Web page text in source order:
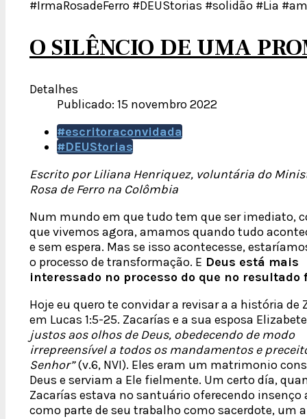
#IrmaRosadeFerro #DEUStorias #solidão #Lia
O SILÊNCIO DE UMA
Detalhes
Publicado: 15 novembro 2022
#escritoraconvidada
#DEUStorias
Escrito por Liliana Henriquez, voluntária do
Rosa de Ferro na Colômbia
Num mundo em que tudo tem que ser imediato,
que vivemos agora, amamos quando tudo
e sem espera. Mas se isso acontecesse,
o processo de transformação. E Deus está mais
interessado no processo do que no resultado
Hoje eu quero te convidar a revisar a a história de
em Lucas 1:5-25. Zacarías e a sua esposa
justos aos olhos de Deus, obedecendo de modo
irrepreensível a todos os mandamentos e
Senhor”(v.6, NVI). Eles eram um matrimonio
Deus e serviam a Ele fielmente. Um certo día,
Zacarías estava no santuário oferecendo insenço
como parte de seu trabalho como sacerdote, um